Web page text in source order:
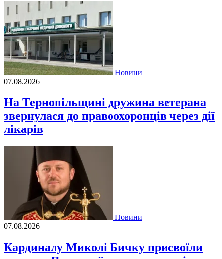
Новини
07.08.2026
На Тернопільщині дружина ветерана
звернулася до правоохоронців через дії
лікарів
Новини
07.08.2026
Кардиналу Миколі Бичку присвоїли